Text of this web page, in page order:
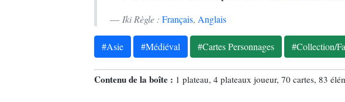
Iki Règle : Français, Anglais
#Asie #Médiéval #Cartes Personnages #Collection/
Contenu de la boîte : 1 plateau, 4 plateaux joueur, 70 cartes, 83